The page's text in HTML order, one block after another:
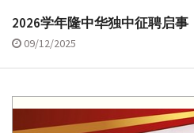
2026学年隆中华独中征聘启事
09/12/2025